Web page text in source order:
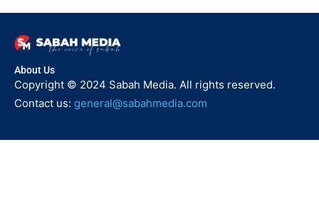
About Us
Copyright © 2024 Sabah Media. All rights reserved.
Contact us: general@sabahmedia.com